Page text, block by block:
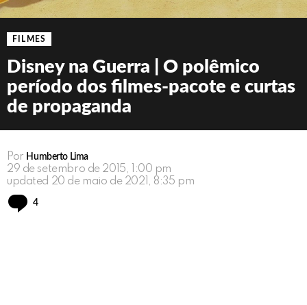
FILMES
Disney na Guerra | O polêmico
período dos filmes-pacote e curtas
de propaganda
Por Humberto Lima
29 de setembro de 2015, 1:00 pm
updated 20 de maio de 2021, 8:35 pm
4